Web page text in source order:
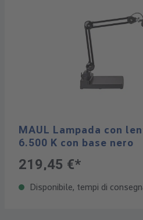
MAUL Lampada con
6.500 K con base nero
219,45 €*
Disponibile, tempi di